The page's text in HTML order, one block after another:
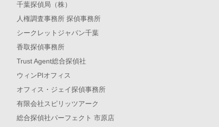
千葉探偵局（株）
人権調査事務所 探偵事務所
シークレットジャパン千葉
香取探偵事務所
Trust Agent総合探偵社
ウィンPIオフィス
オフィス・ジェイ探偵事務所
有限会社スピリッツアーク
総合探偵社パーフェクト 市原店